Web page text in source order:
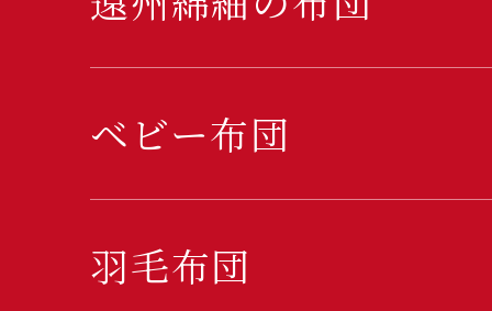
ベビー布団
羽毛布団